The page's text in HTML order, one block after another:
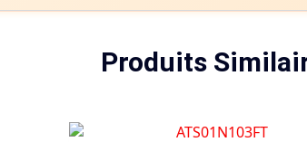
Produits